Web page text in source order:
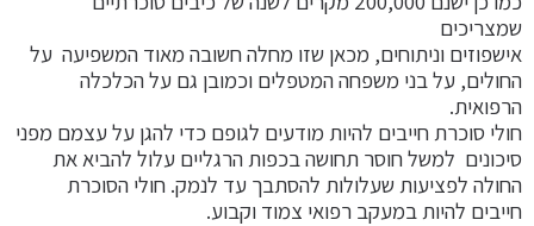
שמצריכים
אישפוזים וניתוחים, מכאן שזו מחלה חשובה מאוד המשפיעה על
החולים, על בני משפחה המטפלים וכמובן גם על הכלכלה
הרפואית.
חולי סוכרת חייבים להיות מודעים לגופם כדי להגן על עצמם מפני
סיכונים למשל חוסר תחושה בכפות הרגליים עלול להביא את
החולה לפציעות שעלולות להסתבך עד לנמק. חולי הסוכרת
חייבים להיות במעקב רפואי צמוד וקבוע.